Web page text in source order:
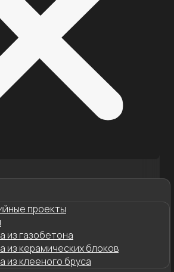
проекты
из газобетона
из керамических блоков
из клееного бруса